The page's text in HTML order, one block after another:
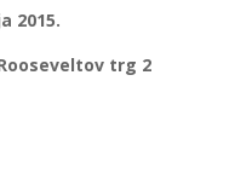
2015.
trg 2